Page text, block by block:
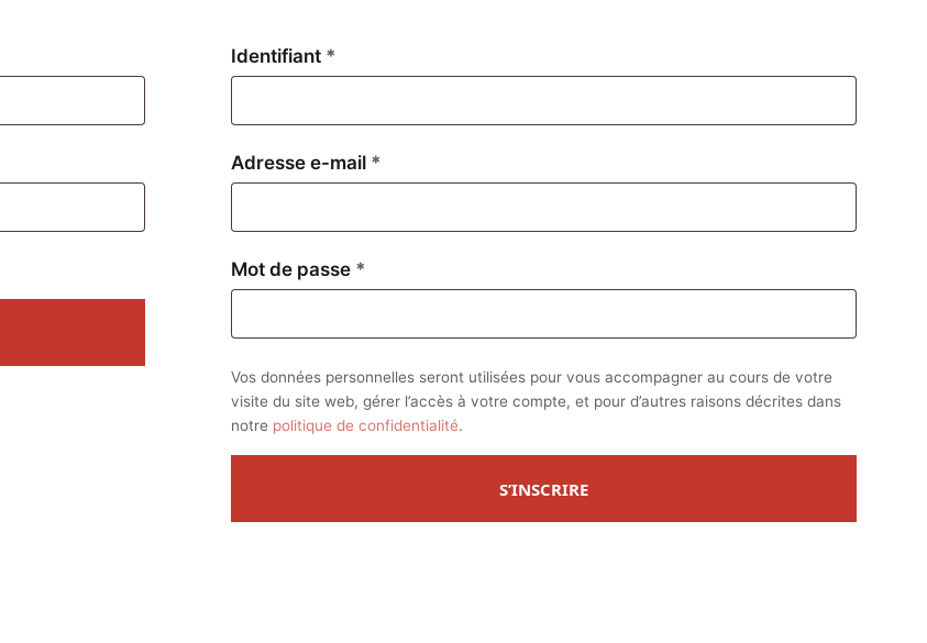
Identifiant *
Adresse e-mail *
Mot de passe *
Vos données personnelles seront utilisées pour vous accompagner au cours de votre
visite du site web, gérer l’accès à votre compte, et pour d’autres raisons décrites dans
notre politique de confidentialité.
S’INSCRIRE